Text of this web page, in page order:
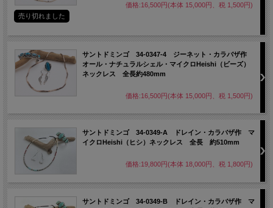
価格:16,500円(本体 15,000円、税 1,500円)
売り切れました
サントドミンゴ 34-0347-4 ジーネット・カラバザ作
オール・ナチュラルシェル・マイクロHeishi（ビーズ）
ネックレス 全長約480mm
価格:16,500円(本体 15,000円、税 1,500円)
サントドミンゴ 34-0349-A ドレイン・カラバザ作 マ
イクロHeishi（ヒシ）ネックレス 全長 約510mm
価格:19,800円(本体 18,000円、税 1,800円)
サントドミンゴ 34-0349-B ドレイン・カラバザ作 マ